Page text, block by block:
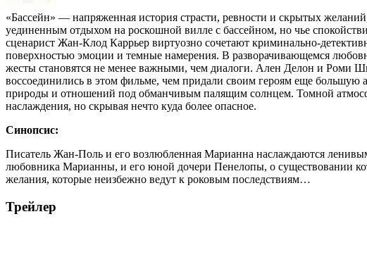
«Бассейн» — напряженная история страсти, ревности и скрытых
уединенным отдыхом на роскошной вилле с бассейном, но чье
сценарист Жан-Клод Каррьер виртуозно сочетают криминально-
поверхностью эмоции и темные намерения. В разворачивающемся
жесты становятся не менее важными, чем диалоги. Ален Делон и Роми
воссоединились в этом фильме, чем придали своим героям еще большую
природы и отношений под обманчивым палящим солнцем. Томной
наслаждения, но скрывая нечто куда более опасное.
Синопсис:
Писатель Жан-Поль и его возлюбленная Марианна наслаждаются
любовника Марианны, и его юной дочери Пенелопы, о существовании
желания, которые неизбежно ведут к роковым последствиям…
Трейлер